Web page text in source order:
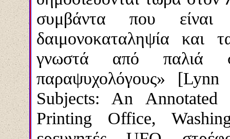
συμβάντα που
δαιμονοκαταληψία και
γνωστά από παλιά
παραψυχολόγους»
[Lynn
Subjects: An
Printing Office,